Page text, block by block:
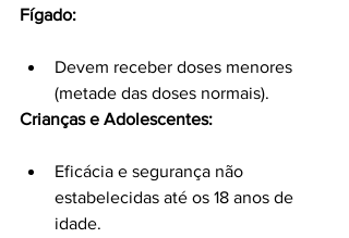
Fígado:
Devem receber doses menores
(metade das doses normais).
Crianças e Adolescentes:
Eficácia e segurança não
estabelecidas até os 18 anos de
idade.